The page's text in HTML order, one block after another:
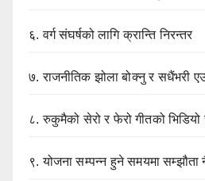
६.वर्ग संघर्षको लागि क्रान्ति निरन्तर
७.राजनीतिक झोला बोक्नु र सधैंभरी
८.रुकुमैको सेरो र फेरो गीतको भिडियो
९.योजना सम्पन्न हुने समयमा सम्झौता